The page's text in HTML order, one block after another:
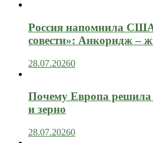
Россия напомнила
совести»: Анкоридж –
28.07.20260
Почему Европа решила
и зерно
28.07.20260